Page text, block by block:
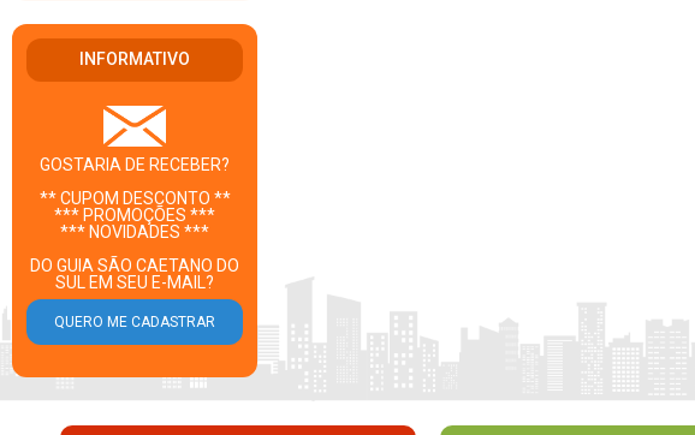
INFORMATIVO
GOSTARIA DE RECEBER?
** CUPOM DESCONTO **
*** PROMOÇÕES ***
*** NOVIDADES ***
DO GUIA SÃO CAETANO DO
SUL EM SEU E-MAIL?